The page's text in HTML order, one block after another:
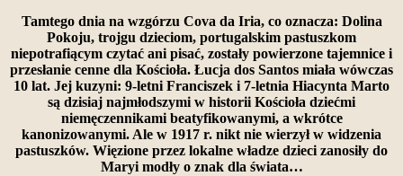
Tamtego dnia na wzgórzu Cova da Iria, co oznacza: Dolina
Pokoju, trojgu dzieciom, portugalskim pastuszkom
niepotrafiącym czytać ani pisać, zostały powierzone tajemnice i
przesłanie cenne dla Kościoła. Łucja dos Santos miała wówczas
10 lat. Jej kuzyni: 9-letni Franciszek i 7-letnia Hiacynta Marto
są dzisiaj najmłodszymi w historii Kościoła dziećmi
niemęczennikami beatyfikowanymi, a wkrótce
kanonizowanymi. Ale w 1917 r. nikt nie wierzył w widzenia
pastuszków. Więzione przez lokalne władze dzieci zanosiły do
Maryi modły o znak dla świata…